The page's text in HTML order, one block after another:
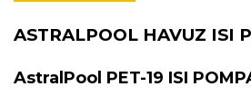
ASTRALPOOL HAVUZ ISI
AstralPool PET-19 ISI